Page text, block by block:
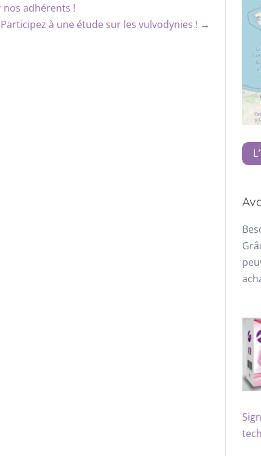
adhérents !
Participez à une étude sur les vulvodynies ! →